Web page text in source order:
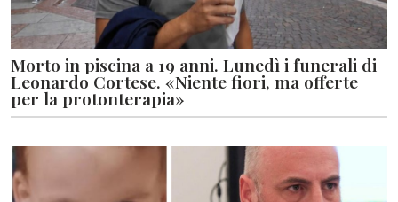
Morto in piscina a 19 anni. Lunedì i funerali di
Leonardo Cortese. «Niente fiori, ma offerte
per la protonterapia»